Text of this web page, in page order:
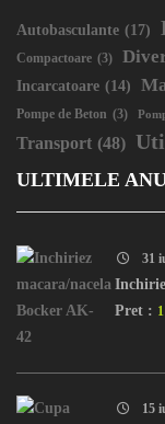
Autobasculante (17)
Compactoare (3)
Incarcatoare (14)
Pompe de Beton (3)
Transport (48)
ULTIMELE
31
Pret :
15